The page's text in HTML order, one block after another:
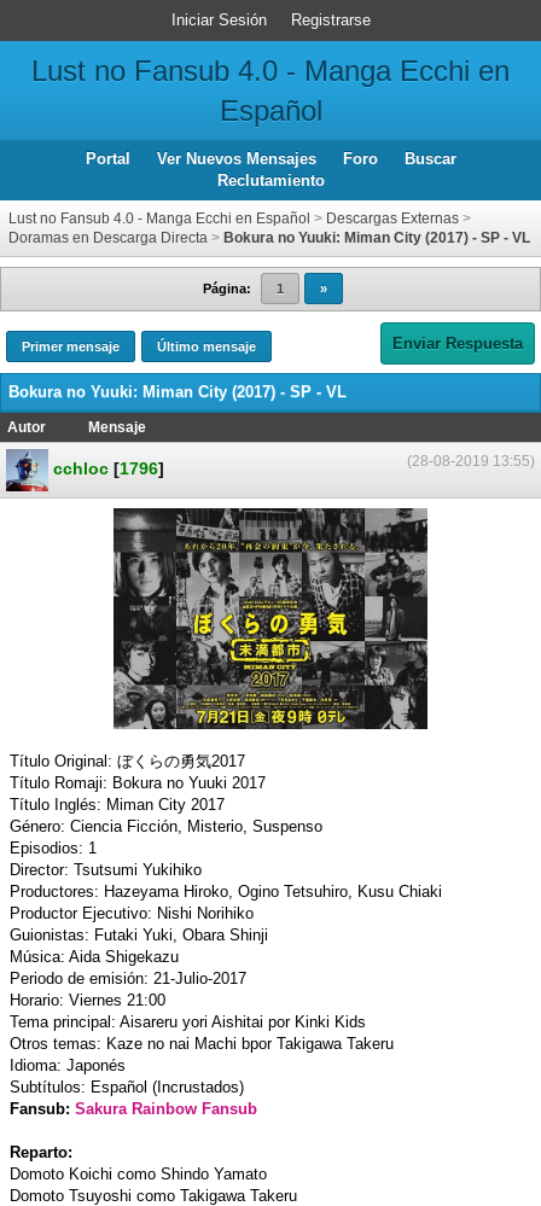
Iniciar Sesión Registrarse
Lust no Fansub 4.0 - Manga Ecchi en
Español
Portal Ver Nuevos Mensajes Foro
Buscar
Reclutamiento
Lust no Fansub 4.0 - Manga Ecchi en Español > Descargas Externas >
Doramas en Descarga Directa > Bokura no Yuuki: Miman City (2017) - SP - VL
Página: 1 »
Primer mensaje Último mensaje Enviar Respuesta
Bokura no Yuuki: Miman City (2017) - SP - VL
Autor
Mensaje
(28-08-2019 13:55)
cchloc [1796]
Título Original: ぼくらの勇気2017
Título Romaji: Bokura no Yuuki 2017
Título Inglés: Miman City 2017
Género: Ciencia Ficción, Misterio, Suspenso
Episodios: 1
Director: Tsutsumi Yukihiko
Productores: Hazeyama Hiroko, Ogino Tetsuhiro, Kusu Chiaki
Productor Ejecutivo: Nishi Norihiko
Guionistas: Futaki Yuki, Obara Shinji
Música: Aida Shigekazu
Periodo de emisión: 21-Julio-2017
Horario: Viernes 21:00
Tema principal: Aisareru yori Aishitai por Kinki Kids
Otros temas: Kaze no nai Machi bpor Takigawa Takeru
Idioma: Japonés
Subtítulos: Español (Incrustados)
Fansub: Sakura Rainbow Fansub
Reparto:
Domoto Koichi como Shindo Yamato
Domoto Tsuyoshi como Takigawa Takeru